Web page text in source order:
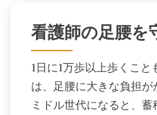
看護師の足腰を
1日に1万歩以上歩くこ
は、足腰に大きな負担が
ミドル世代になると、